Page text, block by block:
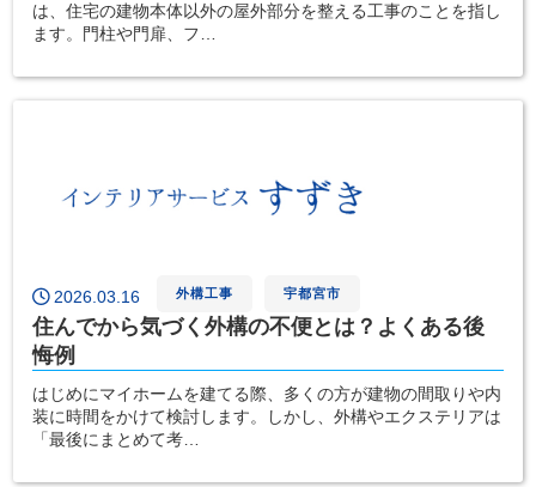
は、住宅の建物本体以外の屋外部分を整える工事のことを指し
ます。門柱や門扉、フ…
2026.03.16 外構工事 宇都宮市
住んでから気づく外構の不便とは？よくある後
悔例
はじめにマイホームを建てる際、多くの方が建物の間取りや内
装に時間をかけて検討します。しかし、外構やエクステリアは
「最後にまとめて考…